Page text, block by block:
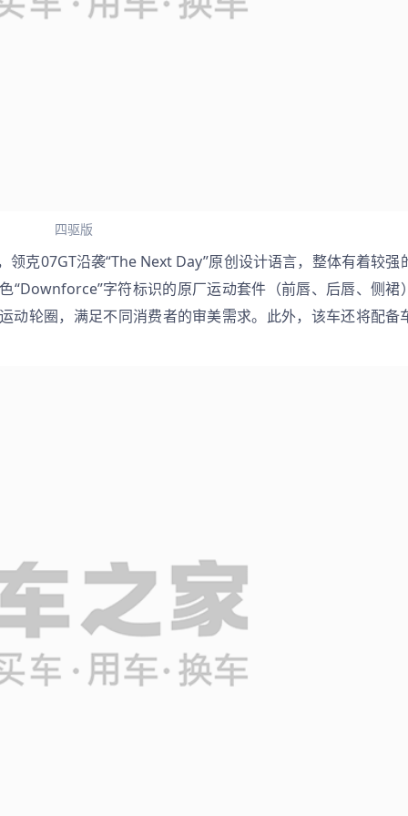
四驱版
领克07GT沿袭“The Next Day”原创设计语言，整体有着较强
“Downforce”字符标识的原厂运动套件（前唇、后唇、侧裙
动轮圈，满足不同消费者的审美需求。此外，该车还将配备